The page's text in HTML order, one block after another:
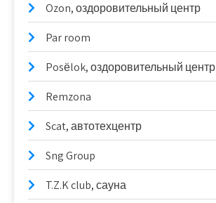
Ozon, оздоровительный центр
Par room
Posёlok, оздоровительный центр
Remzona
Scat, автотехцентр
Sng Group
T.Z.K club, сауна